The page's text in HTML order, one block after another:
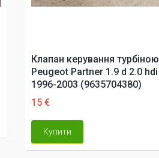
Клапан керування турбіною
Peugeot Partner 1.9 d 2.0 hdi
1996-2003 (9635704380)
15 €
Купити